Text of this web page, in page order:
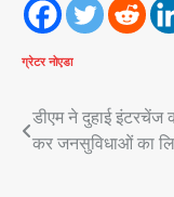
ग्रेटर नोएडा
Post
navigation
डीएम ने दुहाई इंटरचेंज
कर जनसुविधाओं का